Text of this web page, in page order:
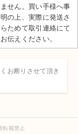
せん。買い手様へ事
の上、実際に発送さ
ためて取引連絡にて
伝えください。
お断りさせて頂き
載禁止